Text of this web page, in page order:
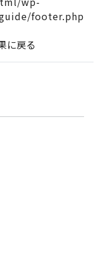
footer.php
に戻る